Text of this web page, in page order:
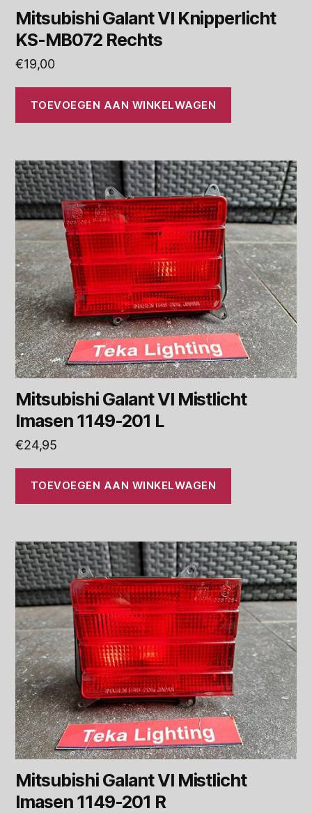
Mitsubishi Galant VI Knipperlicht
KS-MB072 Rechts
€19,00
TOEVOEGEN AAN WINKELWAGEN
Mitsubishi Galant VI Mistlicht
Imasen 1149-201 L
€24,95
TOEVOEGEN AAN WINKELWAGEN
Mitsubishi Galant VI Mistlicht
Imasen 1149-201 R